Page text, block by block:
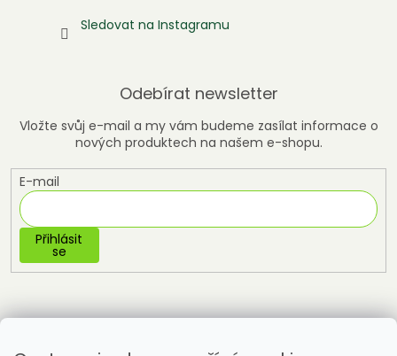
Sledovat na Instagramu
Odebírat newsletter
Vložte svůj e-mail a my vám budeme zasílat informace o
nových produktech na našem e-shopu.
E-mail
Přihlásit
se